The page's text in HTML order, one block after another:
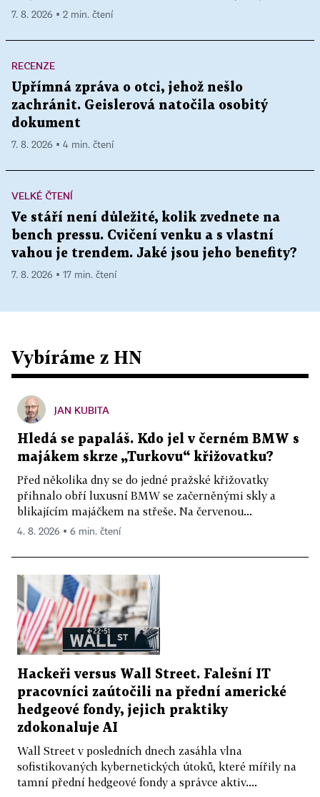
7. 8. 2026 ▪ 2 min. čtení
RECENZE
Upřímná zpráva o otci, jehož nešlo
zachránit. Geislerová natočila osobitý
dokument
7. 8. 2026 ▪ 4 min. čtení
VELKÉ ČTENÍ
Ve stáří není důležité, kolik zvednete na
bench pressu. Cvičení venku a s vlastní
vahou je trendem. Jaké jsou jeho benefity?
7. 8. 2026 ▪ 17 min. čtení
Vybíráme z HN
JAN KUBITA
Hledá se papaláš. Kdo jel v černém BMW s
majákem skrze „Turkovu“ křižovatku?
Před několika dny se do jedné pražské křižovatky
přihnalo obří luxusní BMW se začerněnými skly a
blikajícím majáčkem na střeše. Na červenou...
4. 8. 2026 ▪ 6 min. čtení
Hackeři versus Wall Street. Falešní IT
pracovníci zaútočili na přední americké
hedgeové fondy, jejich praktiky
zdokonaluje AI
Wall Street v posledních dnech zasáhla vlna
sofistikovaných kybernetických útoků, které mířily na
tamní přední hedgeové fondy a správce aktiv....